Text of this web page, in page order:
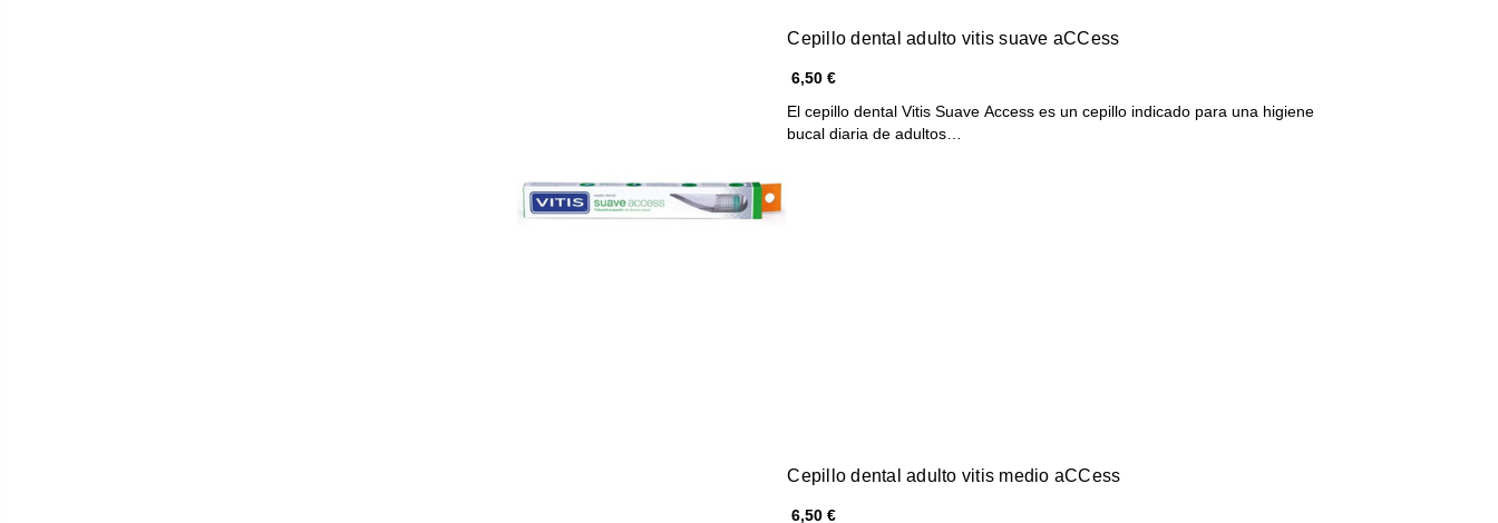
Cepillo dental adulto vitis suave aCCess
6,50 €
El cepillo dental Vitis Suave Access es un cepillo indicado para una higiene
bucal diaria de adultos…
Cepillo dental adulto vitis medio aCCess
6,50 €